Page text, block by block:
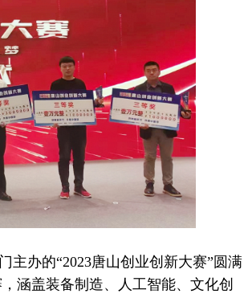
主办的“2023唐山创业创新大赛”圆满
涵盖装备制造、人工智能、文化创